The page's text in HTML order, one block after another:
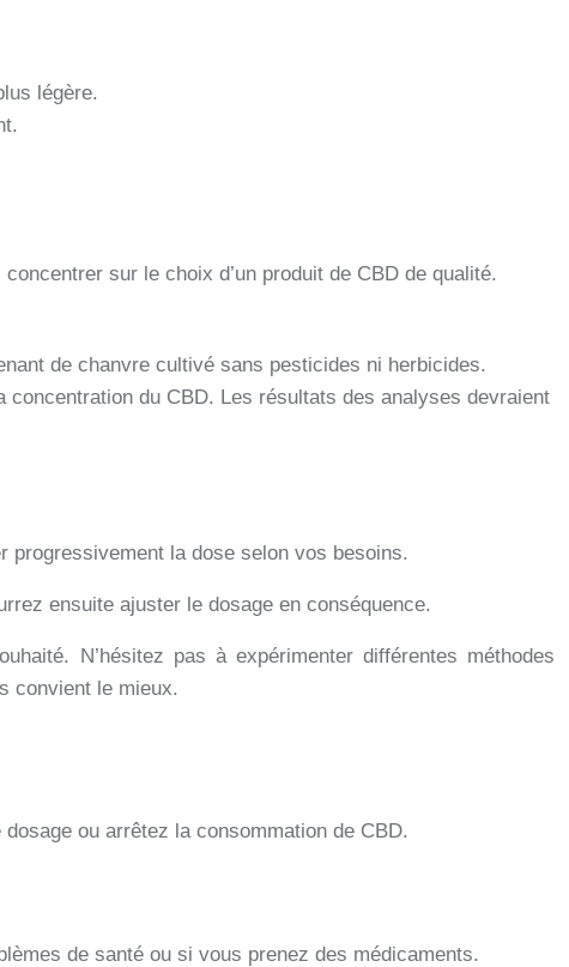
légère.
sur le choix d’un produit de CBD de qualité.
de chanvre cultivé sans pesticides ni herbicides.
du CBD. Les résultats des analyses devraient
progressivement la dose selon vos besoins.
ensuite ajuster le dosage en conséquence.
N’hésitez pas à expérimenter différentes méthodes
convient le mieux.
ou arrêtez la consommation de CBD.
de santé ou si vous prenez des médicaments.